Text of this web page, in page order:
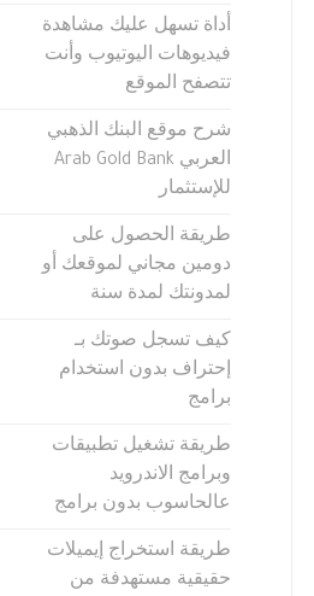
أداة تسهل عليك مشاهدة
فيديوهات اليوتيوب وأنت
تتصفح الموقع
شرح موقع البنك الذهبي
العربي Arab Gold Bank
للإستثمار
طريقة الحصول على
دومين مجاني لموقعك أو
لمدونتك لمدة سنة
كيف تسجل صوتك بـ
إحتراف بدون استخدام
برامج
طريقة تشغيل تطبيقات
وبرامج الاندرويد
عالحاسوب بدون برامج
طريقة استخراج إيميلات
حقيقية مستهدفة من